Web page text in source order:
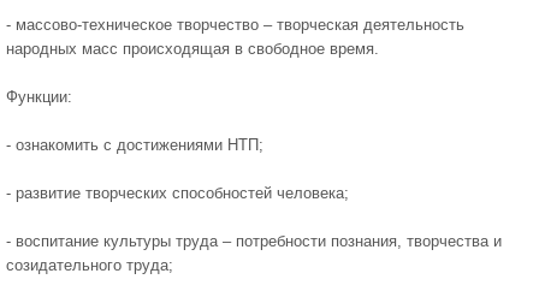
- массово-техническое творчество – творческая деятельность
народных масс происходящая в свободное время.
Функции:
- ознакомить с достижениями НТП;
- развитие творческих способностей человека;
- воспитание культуры труда – потребности познания, творчества и
созидательного труда;